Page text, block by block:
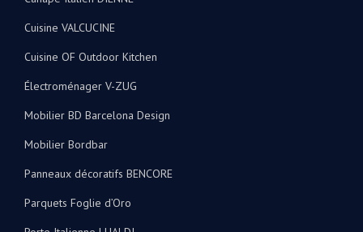
Cuisine VALCUCINE
Cuisine OF Outdoor Kitchen
Électroménager V-ZUG
Mobilier BD Barcelona Design
Mobilier Bordbar
Panneaux décoratifs BENCORE
Parquets Foglie d’Oro